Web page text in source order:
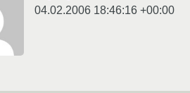
04.02.2006 18:46:16 +00:00